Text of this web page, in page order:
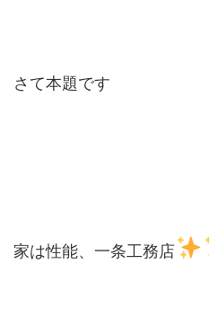
さて本題です
家は性能、一条工務店